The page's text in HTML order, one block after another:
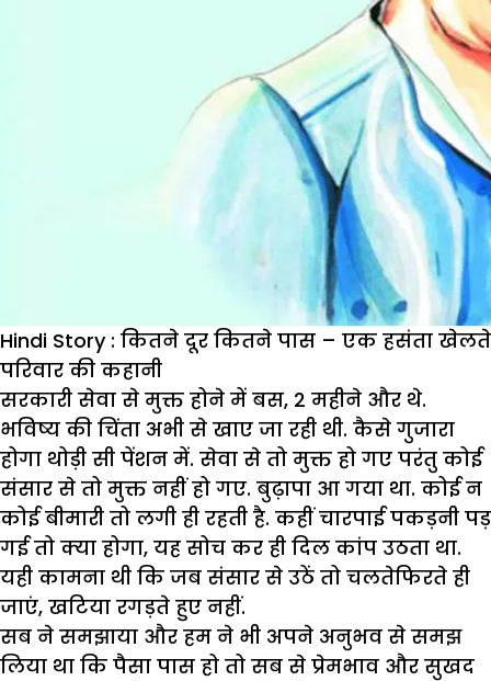
Hindi Story : कितने दूर कितने पास – एक हसंता खेलते
परिवार की कहानी
सरकारी सेवा से मुक्त होने में बस, 2 महीने और थे.
भविष्य की चिंता अभी से खाए जा रही थी. कैसे गुजारा
होगा थोड़ी सी पेंशन में. सेवा से तो मुक्त हो गए परंतु कोई
संसार से तो मुक्त नहीं हो गए. बुढ़ापा आ गया था. कोई न
कोई बीमारी तो लगी ही रहती है. कहीं चारपाई पकड़नी पड़
गई तो क्या होगा, यह सोच कर ही दिल कांप उठता था.
यही कामना थी कि जब संसार से उठें तो चलतेफिरते ही
जाएं, खटिया रगड़ते हुए नहीं.
सब ने समझाया और हम ने भी अपने अनुभव से समझ
लिया था कि पैसा पास हो तो सब से प्रेमभाव और सुखद